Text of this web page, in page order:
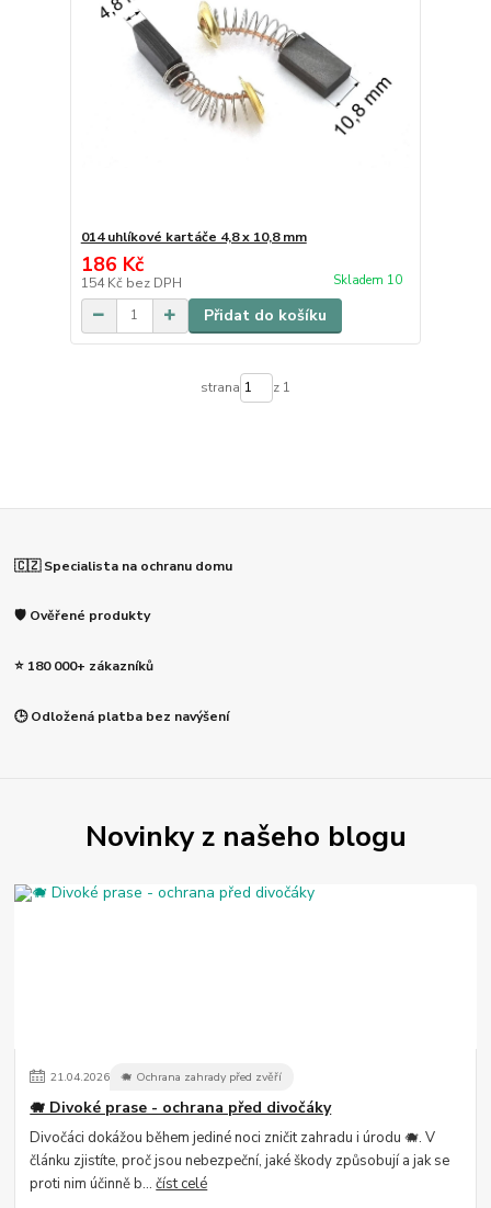
014 uhlíkové kartáče 4,8 x 10,8 mm
186 Kč
154 Kč bez DPH Skladem 10
Přidat do košíku
strana z 1
🇨🇿 Specialista na ochranu domu
🛡️ Ověřené produkty
⭐ 180 000+ zákazníků
🕒 Odložená platba bez navýšení
Novinky z našeho blogu
21.04.2026 🐗 Ochrana zahrady před zvěří
🐗 Divoké prase - ochrana před divočáky
Divočáci dokážou během jediné noci zničit zahradu i úrodu 🐗. V
článku zjistíte, proč jsou nebezpeční, jaké škody způsobují a jak se
proti nim účinně b...číst celé